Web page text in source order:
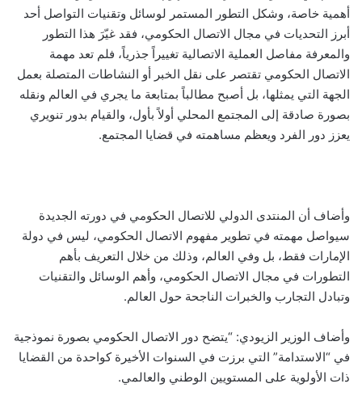
أهمية خاصة، وشكل التطور المستمر لوسائل وتقنيات التواصل أحد
أبرز التحديات في مجال الاتصال الحكومي، فقد غيّرَ هذا التطور
والمعرفة مفاصل العملية الاتصالية تغييراً جذرياً، فلم تعد مهمة
الاتصال الحكومي تقتصر على نقل الخبر أو النشاطات المتصلة بعمل
الجهة التي يمثلها، بل أصبح مطالباً بمتابعة ما يجري في العالم ونقله
بصورة صادقة إلى المجتمع المحلي أولاً بأول، والقيام بدور تنويري
يعزز دور الفرد ويعظم مساهمته في قضايا المجتمع.
وأضاف أن المنتدى الدولي للاتصال الحكومي في دورته الجديدة
سيواصل مهمته في تطوير مفهوم الاتصال الحكومي، ليس في دولة
الإمارات فقط، بل وفي العالم، وذلك من خلال التعريف بأهم
التطورات في مجال الاتصال الحكومي، وأهم الوسائل والتقنيات
وتبادل التجارب والخبرات الناجحة حول العالم.
وأضاف الوزير الزيودي: “يتضح دور الاتصال الحكومي بصورة نموذجية
في “الاستدامة” التي برزت في السنوات الأخيرة كواحدة من القضايا
ذات الأولوية على المستويين الوطني والعالمي.